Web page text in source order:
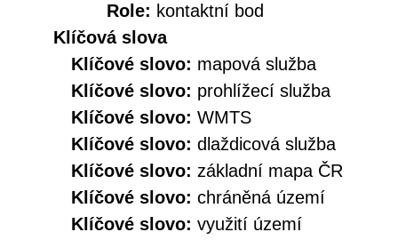
Role: kontaktní bod
Klíčová slova
Klíčové slovo: mapová služba
Klíčové slovo: prohlížecí služba
Klíčové slovo: WMTS
Klíčové slovo: dlaždicová služba
Klíčové slovo: základní mapa ČR
Klíčové slovo: chráněná území
Klíčové slovo: využití území